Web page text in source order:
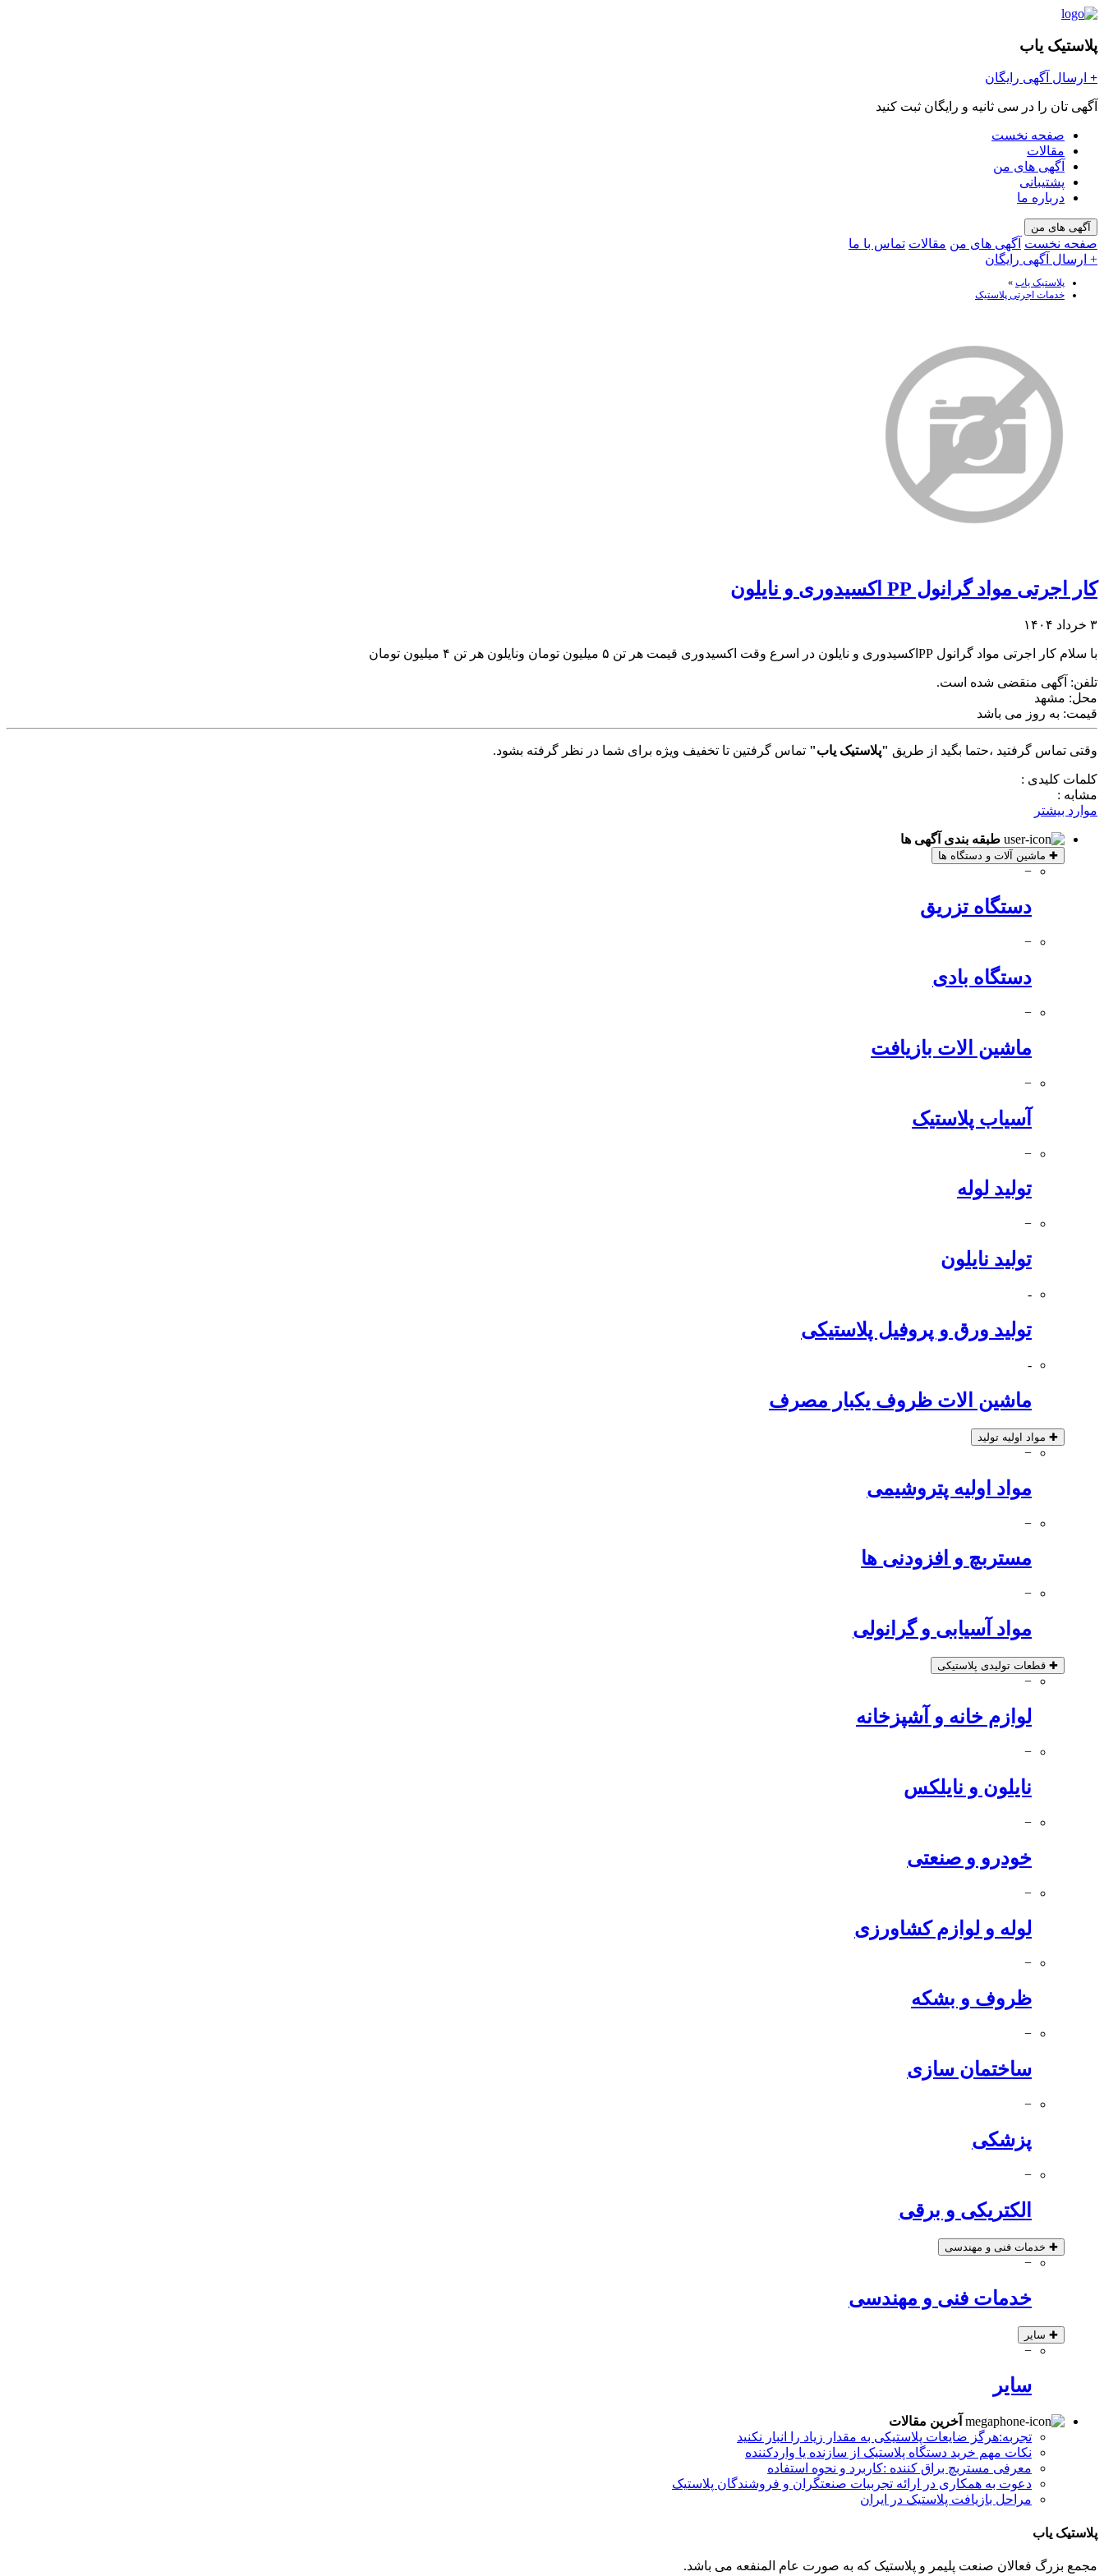
پلاستیک یاب
+ ارسال آگهی رایگان
آگهی تان را در سی ثانیه و رایگان ثبت کنید
صفحه نخست
مقالات
آگهی های من
پشتیبانی
درباره ما
آگهی های من
صفحه نخست آگهی های من مقالات تماس با ما
+ ارسال آگهی رایگان
پلاستیک یاب »
خدمات اجرتی پلاستیک
کار اجرتی مواد گرانول PP اکسیدوری و نایلون
۳ خرداد ۱۴۰۴
با سلام کار اجرتی مواد گرانول PPاکسیدوری و نایلون در اسرع وقت اکسیدوری قیمت هر تن ۵ میلیون تومان ونایلون هر تن ۴ میلیون تومان
تلفن: آگهی منقضی شده است.
محل: مشهد
قیمت: به روز می باشد
وقتی تماس گرفتید ،حتما بگید از طریق "پلاستیک یاب" تماس گرفتین تا تخفیف ویژه برای شما در نظر گرفته بشود.
کلمات کلیدی :
مشابه :
موارد بیشتر
طبقه بندی آگهی ها
✚ ماشین آلات و دستگاه ها
−
دستگاه تزریق
−
دستگاه بادی
−
ماشین الات بازیافت
−
آسیاب پلاستیک
−
تولید لوله
−
تولید نایلون
-
تولید ورق و پروفیل پلاستیکی
-
ماشین الات ظروف یکبار مصرف
✚ مواد اولیه تولید
−
مواد اولیه پتروشیمی
−
مستربچ و افزودنی ها
−
مواد آسیابی و گرانولی
✚ قطعات تولیدی پلاستیکی
−
لوازم خانه و آشپزخانه
−
نایلون و نایلکس
−
خودرو و صنعتی
−
لوله و لوازم کشاورزی
−
ظروف و بشکه
−
ساختمان سازی
−
پزشکی
−
الکتریکی و برقی
✚ خدمات فنی و مهندسی
−
خدمات فنی و مهندسی
✚ سایر
−
سایر
آخرین مقالات
تجربه:هرگز ضایعات پلاستیکی به مقدار زیاد را انبار نکنید
نکات مهم خرید دستگاه پلاستیک از سازنده یا واردکننده
معرفی مستربچ براق کننده :کاربرد و نحوه استفاده
دعوت به همکاری در ارائه تجربیات صنعتگران و فروشندگان پلاستیک
مراحل بازیافت پلاستیک در ایران
پلاستیک یاب
مجمع بزرگ فعالان صنعت پلیمر و پلاستیک که به صورت عام المنفعه می باشد.